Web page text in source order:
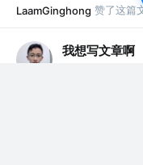
LaamGinghong 赞了这篇
我想写文章啊